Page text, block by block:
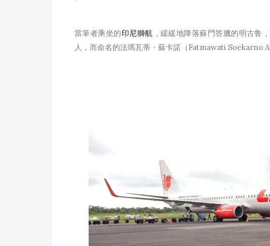
當筆者乘坐的印尼獅航 ，緩緩地降落蘇門答臘的明古鲁
人，而命名的法瑪瓦蒂・蘇卡諾（Fatmawati Soekarno